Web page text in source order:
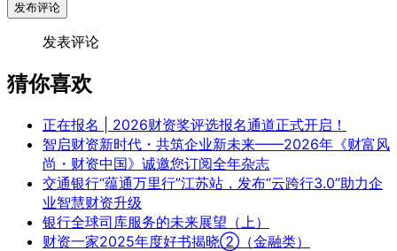
发布评论
发表评论
猜你喜欢
正在报名 | 2026财资奖评选报名通道正式开启！
智启财资新时代・共筑企业新未来——2026年《财富风
尚・财资中国》诚邀您订阅全年杂志
交通银行“蕴通万里行”江苏站，发布“云跨行3.0”助力企
业智慧财资升级
银行全球司库服务的未来展望（上）
财资一家2025年度好书揭晓②（金融类）